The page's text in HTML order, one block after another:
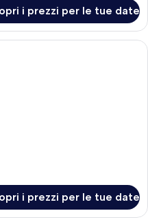
i prezzi per le tue date
Una camera d'albergo moderna con
i prezzi per le tue date